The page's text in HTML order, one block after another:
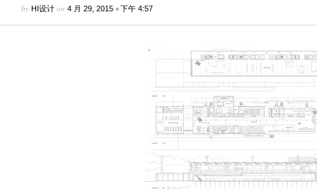
by HI设计 on 4 月 29, 2015 •下午 4:57